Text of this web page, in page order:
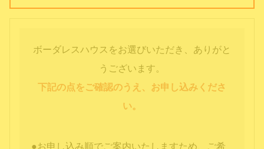
ボーダレスハウスをお選びいただき、ありがと
うございます。
下記の点をご確認のうえ、お申し込みくださ
い。
●お申し込み順でご案内いたしますため、ご希